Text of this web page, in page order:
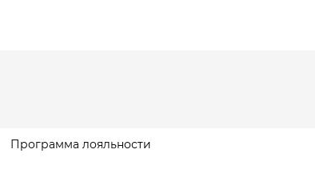
Программа лояльности